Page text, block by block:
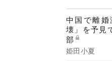
中国で離
壊」を予見
部
姫田小夏